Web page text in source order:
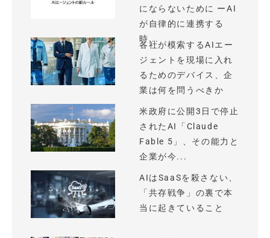
にならないために ーAI
が自律的に連携する
時...
各社が模索するAIエー
ジェントを現場に入れ
るためのデバイス、企
業は何を問うべきか
米政府に公開3日で停止
されたAI「Claude
Fable 5」、その能力と
企業が今...
AIはSaaSを殺さない、
「共存戦争」の裏で本
当に起きていること